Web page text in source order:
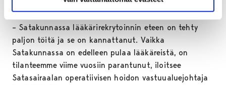
– Satakunnassa lääkärirekrytoinnin eteen on tehty
paljon töitä ja se on kannattanut. Vaikka
Satakunnassa on edelleen pulaa lääkäreistä, on
tilanteemme viime vuosiin parantunut, iloitsee
Satasairaalan operatiivisen hoidon vastuualuejohtaja